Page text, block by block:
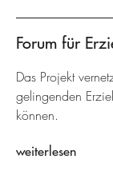
Forum für
Das Projekt
gelingenden
können.
weiterlesen